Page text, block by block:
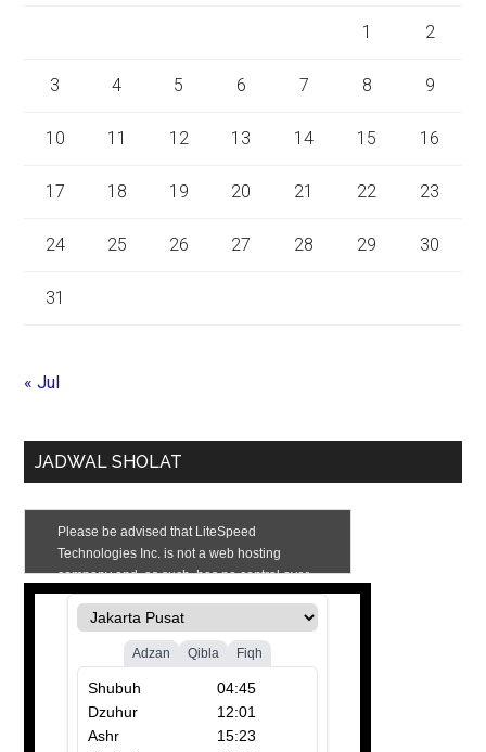
1 2
3 4 5 6 7 8 9
10 11 12 13 14 15 16
17 18 19 20 21 22 23
24 25 26 27 28 29 30
31
« Jul
JADWAL SHOLAT